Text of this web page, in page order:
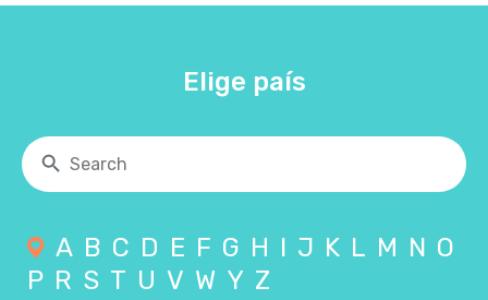
Elige país
A B C D E F G H I J K L M N O
P R S T U V W Y Z